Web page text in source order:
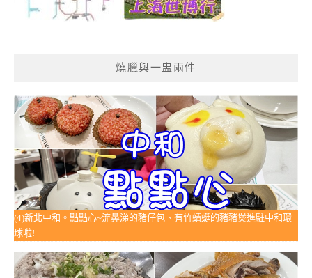
燒臘與一盅兩件
(4)新北中和。點點心~流鼻涕的豬仔包、有竹蜻蜓的豬豬煲進駐中和環
球啦!